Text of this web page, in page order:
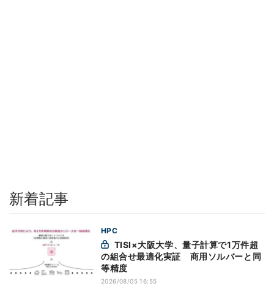
新着記事
HPC
の組合せ最適化実証 商用ソルバーと同
等精度
2026/08/05 16:55